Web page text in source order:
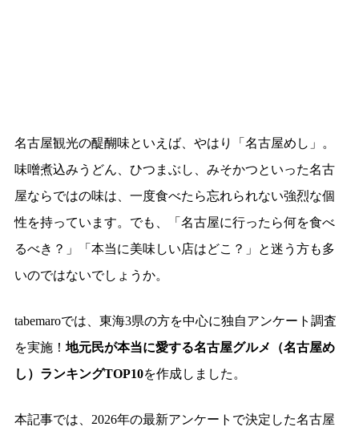
名古屋観光の醍醐味といえば、やはり「名古屋めし」。
味噌煮込みうどん、ひつまぶし、みそかつといった名古
屋ならではの味は、一度食べたら忘れられない強烈な個
性を持っています。でも、「名古屋に行ったら何を食べ
るべき？」「本当に美味しい店はどこ？」と迷う方も多
いのではないでしょうか。
tabemaroでは、東海3県の方を中心に独自アンケート調査
を実施！ 地元民が本当に愛する名古屋グルメ（名古屋め
し）ランキングTOP10を作成しました。
本記事では、2026年の最新アンケートで決定した名古屋